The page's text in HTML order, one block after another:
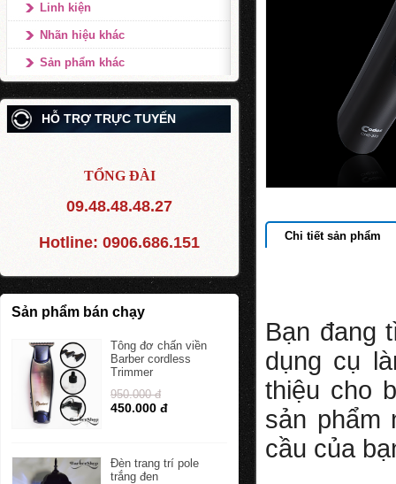
Linh kiện
Nhãn hiệu khác
Sản phẩm khác
HỖ TRỢ TRỰC TUYẾN
TỔNG ĐÀI
09.48.48.48.27
Hotline: 0906.686.151
Sản phẩm bán chạy
Tông đơ chấn viền
Barber cordless
Trimmer
950.000 đ
450.000 đ
Đèn trang trí pole
trắng đen
Chi tiết sản phẩm
Bạn đang
dụng cụ
thiệu cho
sản phẩm
cầu của